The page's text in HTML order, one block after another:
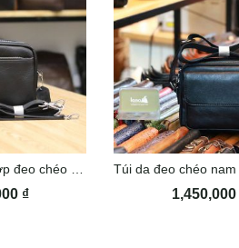
₫ 1,450,000